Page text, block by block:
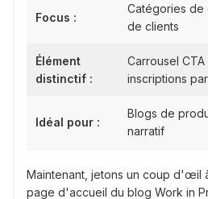
Focus :
Catégories de
de clients
Élément
distinctif :
Carrousel
inscriptions
Idéal pour :
Blogs de
narratif
Maintenant, jetons un coup d'œil
page d'accueil du blog Work in